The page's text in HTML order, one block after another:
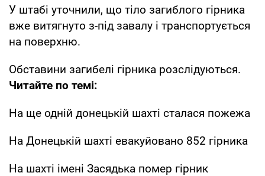
У штабі уточнили, що тіло загиблого гірника
вже витягнуто з-під завалу і транспортується
на поверхню.
Обставини загибелі гірника розслідуються.
Читайте по темі:
На ще одній донецькій шахті сталася пожежа
На Донецькій шахті евакуйовано 852 гірника
На шахті імені Засядька помер гірник